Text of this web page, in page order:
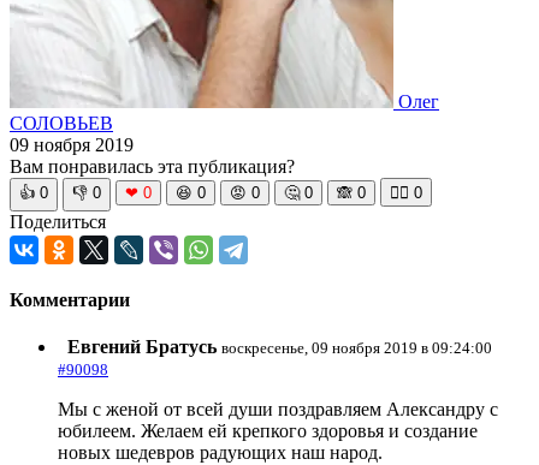
Олег
СОЛОВЬЕВ
09 ноября 2019
Вам понравилась эта публикация?
👍 0 👎 0 ❤ 0 😆 0 😡 0 🤔 0 🙈 0 🧘‍♀️ 0
Поделиться
Комментарии
Евгений Братусь воскресенье, 09 ноября 2019 в 09:24:00
#90098
Мы с женой от всей души поздравляем Александру с
юбилеем. Желаем ей крепкого здоровья и создание
новых шедевров радующих наш народ.